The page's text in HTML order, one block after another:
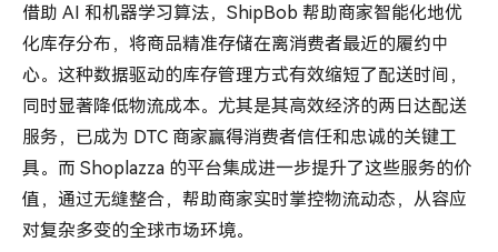
借助 AI 和机器学习算法，ShipBob 帮助商家智能化地优
化库存分布，将商品精准存储在离消费者最近的履约中
心。这种数据驱动的库存管理方式有效缩短了配送时间，
同时显著降低物流成本。尤其是其高效经济的两日达配送
服务，已成为 DTC 商家赢得消费者信任和忠诚的关键工
具。而 Shoplazza 的平台集成进一步提升了这些服务的价
值，通过无缝整合，帮助商家实时掌控物流动态，从容应
对复杂多变的全球市场环境。